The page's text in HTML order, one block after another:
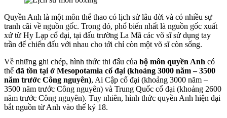
Quyền Anh là một môn thể thao có lịch sử lâu đời và có nhiều sự
tranh cãi về nguồn gốc. Trong đó, phổ biến nhất là nguồn gốc xuất
xứ từ Hy Lạp cổ đại, tại đấu trường La Mã các võ sĩ sử dụng tay
trần để chiến đấu với nhau cho tới chỉ còn một võ sĩ còn sống.
Về những ghi chép, hình thức thi đấu của bộ môn quyền Anh có
thể đã tồn tại ở Mesopotamia cổ đại (khoảng 3000 năm – 3500
năm trước Công nguyên), Ai Cập cổ đại (khoảng 3000 năm –
3500 năm trước Công nguyên) và Trung Quốc cổ đại (khoảng 2600
năm trước Công nguyên). Tuy nhiên, hình thức quyền Anh hiện đại
bắt nguồn từ Anh vào thế kỷ 18.